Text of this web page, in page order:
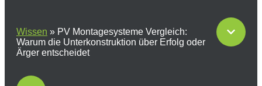
Wissen » PV Montagesysteme Vergleich:
Warum die Unterkonstruktion über Erfolg oder
Ärger entscheidet